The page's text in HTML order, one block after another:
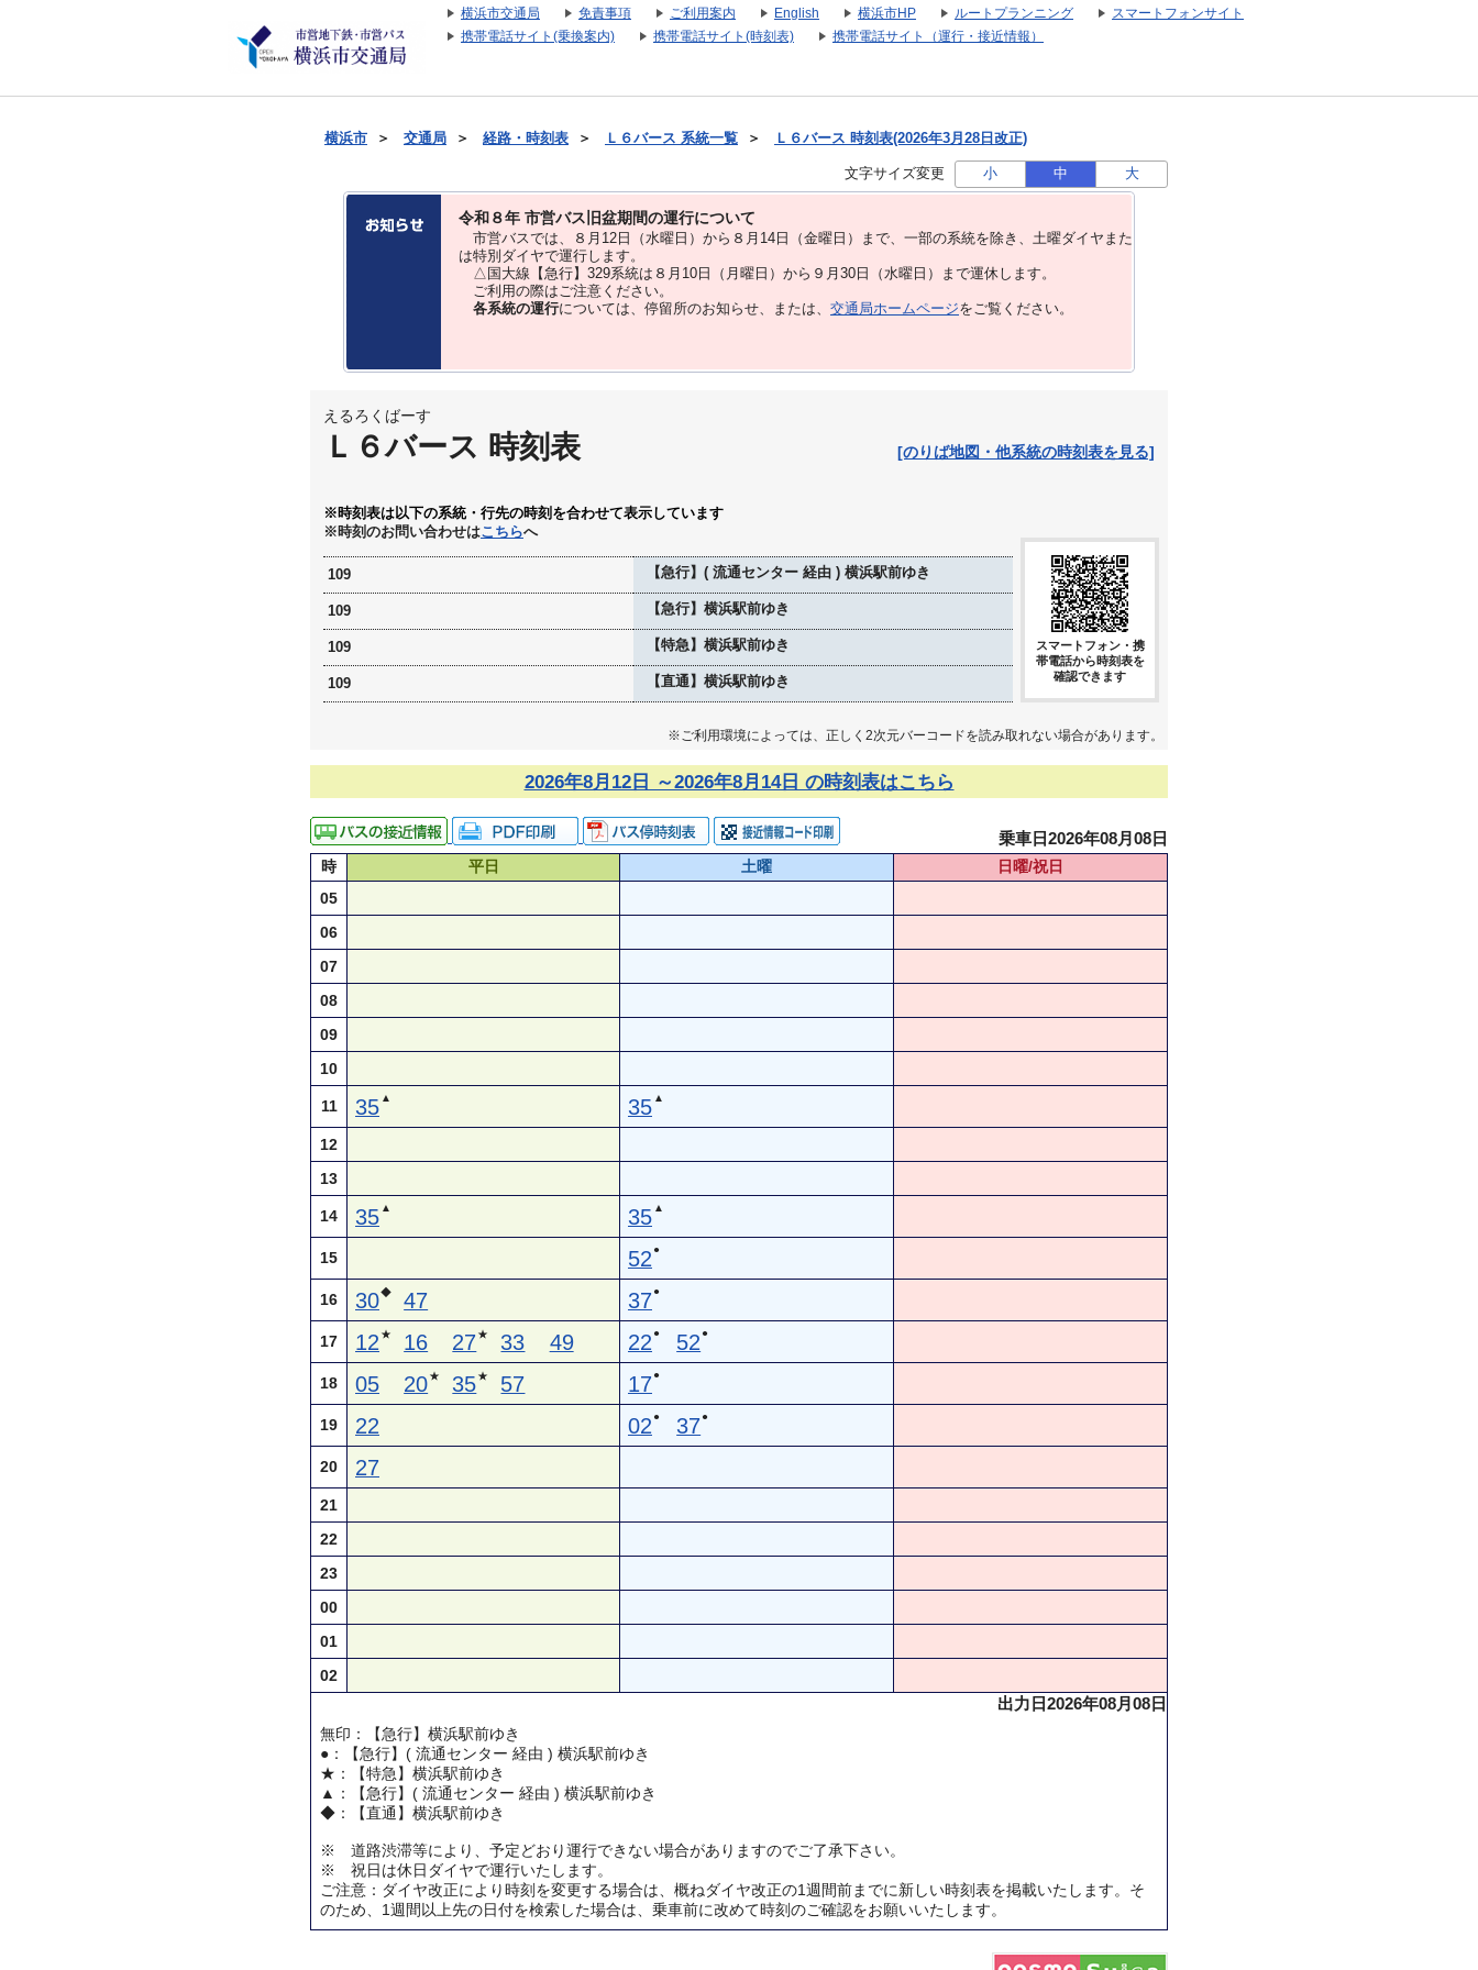
横浜市交通局 免責事項 ご利用案内 English 横浜市HP ルートプランニング
スマートフォンサイト
携帯電話サイト(乗換案内)
携帯電話サイト(時刻表) 携帯電話サイト（運行・接近情報）
横浜市 ＞ 交通局 ＞ 経路・時刻表 ＞ Ｌ６バース 系統一覧 ＞ Ｌ６バース 時刻表(2026年3月28日改正)
文字サイズ変更 小 中 大
令和８年 市営バス旧盆期間の運行について
市営バスでは、８⽉12⽇（水曜日）から８⽉14⽇（金曜日）まで、⼀部の系統を除き、⼟曜ダイヤまた
は特別ダイヤで運⾏します。
△国大線【急行】329系統は８月10日（月曜日）から９月30日（水曜日）まで運休します。
ご利用の際はご注意ください。
各系統の運行については、停留所のお知らせ、または、 交通局ホームページをご覧ください。
えるろくばーす
Ｌ６バース 時刻表 [のりば地図・他系統の時刻表を見る]
※時刻表は以下の系統・行先の時刻を合わせて表示しています
※時刻のお問い合わせはこちらへ
109 【急行】( 流通センター 経由 ) 横浜駅前ゆき
109 【急行】横浜駅前ゆき
109 【特急】横浜駅前ゆき
109 【直通】横浜駅前ゆき
スマートフォン・携
帯電話から時刻表を
確認できます
※ご利用環境によっては、正しく2次元バーコードを読み取れない場合があります。
2026年8月12日 ～2026年8月14日 の時刻表はこちら
乗車日2026年08月08日
時 平日 土曜
日曜/祝日
05
06
07
08
09
10
11 35 ▲ 35 ▲
12
13
14 35 ▲ 35 ▲
15 52 ●
16 30◆ 47 37●
17 12 ★ 16 27★ 33 49 22 ● 52 ●
18 05 20★ 35★ 57 17●
19 22 02 ● 37●
20 27
21
22
23
00
01
02
出力日2026年08月08日
無印：【急行】横浜駅前ゆき
●：【急行】( 流通センター 経由 ) 横浜駅前ゆき
★：【特急】横浜駅前ゆき
▲：【急行】( 流通センター 経由 ) 横浜駅前ゆき
◆：【直通】横浜駅前ゆき
※ 道路渋滞等により、予定どおり運行できない場合がありますのでご了承下さい。
※ 祝日は休日ダイヤで運行いたします。
ご注意：ダイヤ改正により時刻を変更する場合は、概ねダイヤ改正の1週間前までに新しい時刻表を掲載いたします。そ
のため、1週間以上先の日付を検索した場合は、乗車前に改めて時刻のご確認をお願いいたします。